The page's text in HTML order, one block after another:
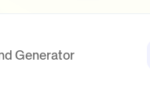
Generator